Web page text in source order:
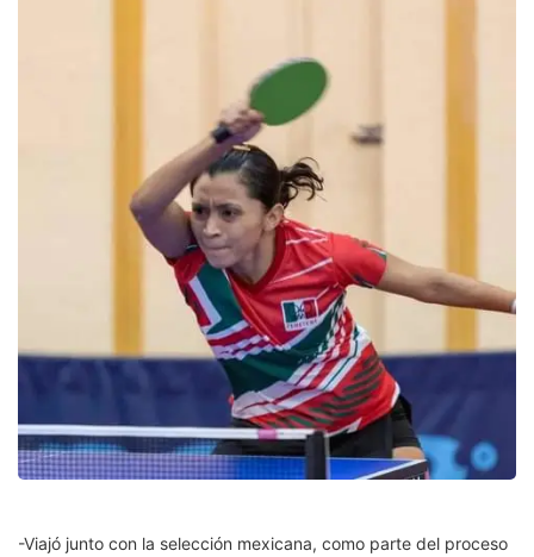
-Viajó junto con la selección mexicana, como parte del proceso